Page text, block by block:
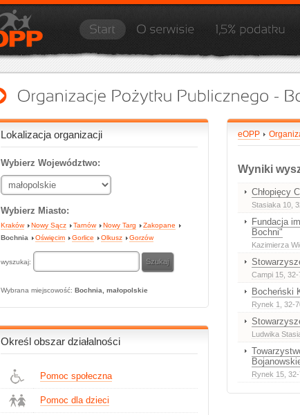
Lokalizacja organizacji
Wybierz Województwo:
Wybierz Miasto:
Kraków Nowy Sącz Tarnów Nowy Targ
Zakopane
Bochnia
Oświęcim Gorlice Olkusz Gorzów
wyszukaj:
Wybrana miejscowość: Bochnia, małopolskie
Określ obszar działalności
Pomoc społeczna
Pomoc dla dzieci
eOPP
Wyniki
Chłopięcy
Stasiaka 10 ,
Fundacja
Bochni"
Kazimierza
Campi 15 ,
Bocheński
Rynek 1 , 32-
Ludwika
Rynek 15 ,